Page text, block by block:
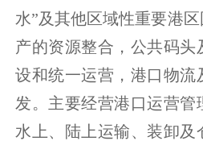
水”及其他区域性重要港
产的资源整合，公共码头
设和统一运营，港口物流
发。主要经营港口运营管
水上、陆上运输、装卸及